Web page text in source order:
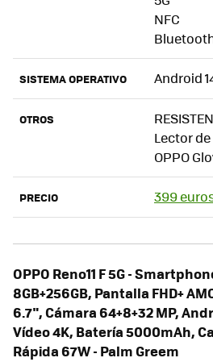
NFC
SISTEMA OPERATIVO Android
OTROS
Lector
OPPO
PRECIO 399
OPPO Reno11 F 5G -
8GB+256GB, Pantalla FHD+
6.7", Cámara 64+8+32 MP,
Vídeo 4K, Batería 5000mAh,
Rápida 67W - Palm Greem